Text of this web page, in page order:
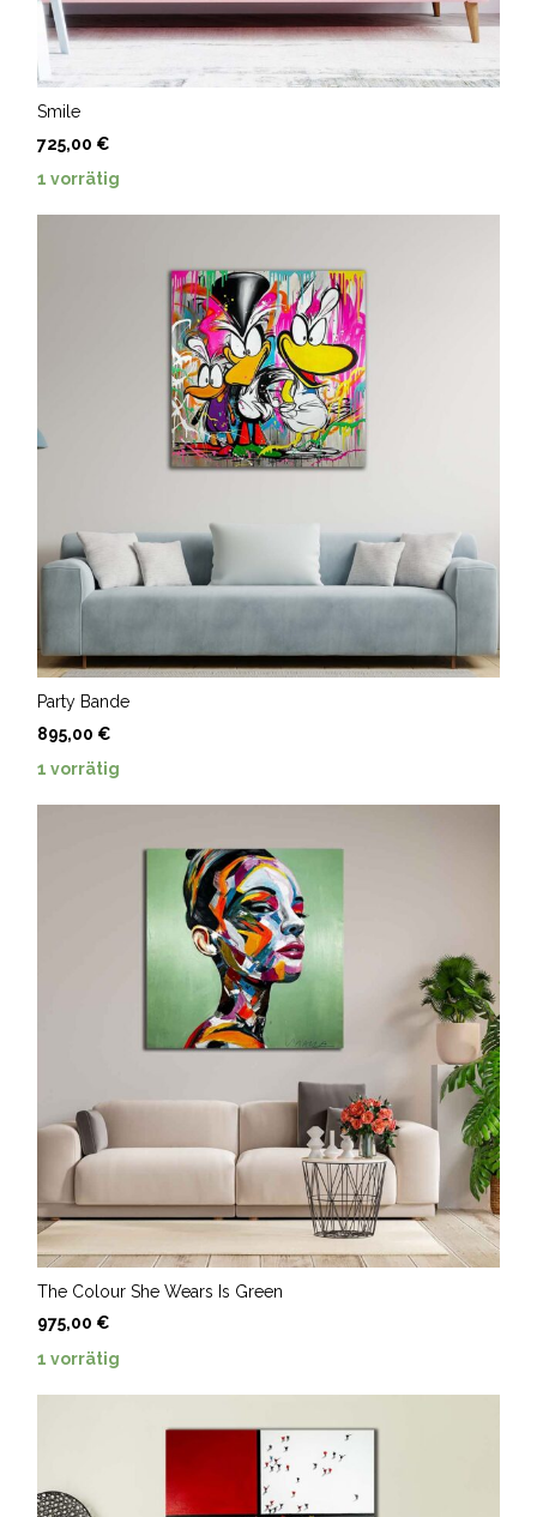
Smile
725,00 €
1 vorrätig
Party Bande
895,00 €
1 vorrätig
The Colour She Wears Is Green
975,00 €
1 vorrätig